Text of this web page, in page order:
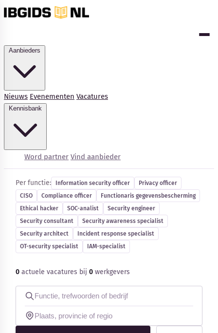
Nieuws Evenementen Vacatures
Word partner Vind aanbieder
Kennisbank
Blog
Bedrijfsupdates
Externe bronnen
Woordenboek
Auteurs
Cybersecurity-vacatures
Per functie: Information security officer
Privacy officer
CISO
Compliance officer
Functionaris gegevensbescherming
Ethical hacker
SOC-analist
Security engineer
Security consultant
Security awareness specialist
Security architect
Incident response specialist
OT-security specialist
IAM-specialist
0 actuele vacatures bij 0 werkgevers